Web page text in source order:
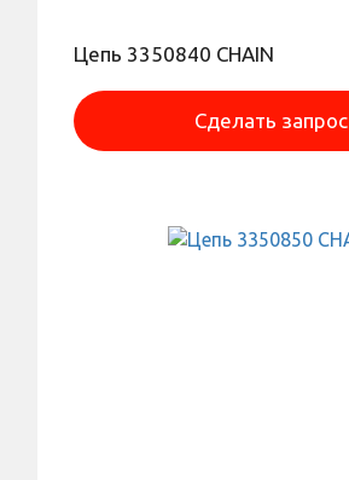
Цепь 3350840 CHAIN
Сделать запрос